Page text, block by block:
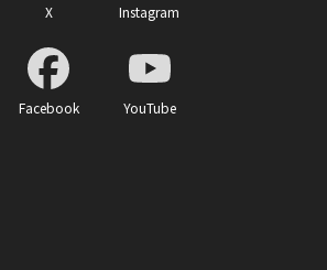
X Instagram
Facebook YouTube